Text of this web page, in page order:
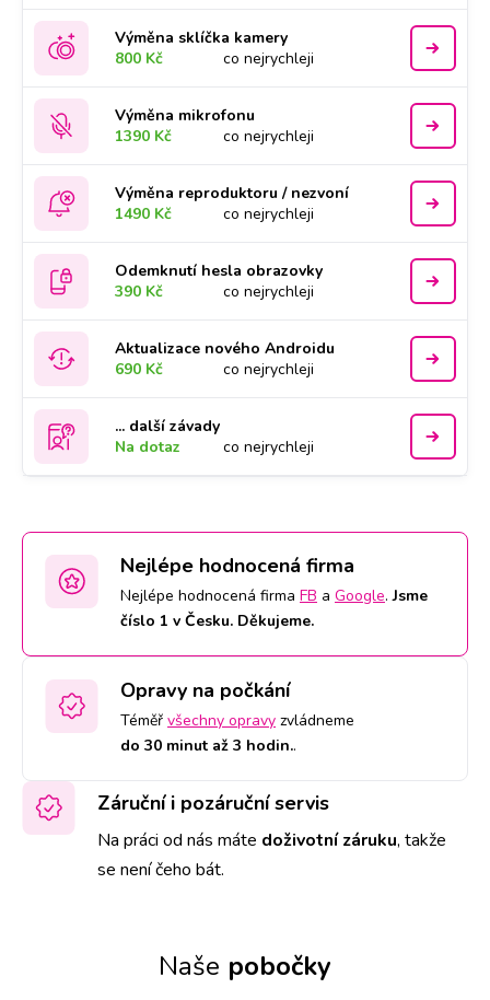
Výměna sklíčka kamery
800 Kč
co nejrychleji
Výměna mikrofonu
1390 Kč
co nejrychleji
Výměna reproduktoru / nezvoní
1490 Kč
co nejrychleji
Odemknutí hesla obrazovky
390 Kč
co nejrychleji
Aktualizace nového Androidu
690 Kč
co nejrychleji
... další závady
Na dotaz
co nejrychleji
Nejlépe hodnocená firma
Nejlépe hodnocená firma FB a Google.Jsme
číslo 1 v Česku. Děkujeme.
Opravy na počkání
Téměř všechny opravy zvládneme
do 30 minut až 3 hodin..
Záruční i pozáruční servis
Na práci od nás máte doživotní záruku, takže
se není čeho bát.
Naše pobočky